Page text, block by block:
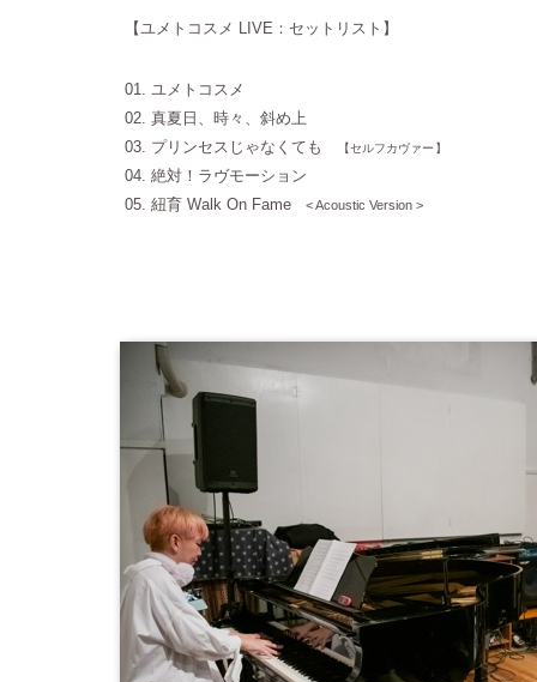
【ユメトコスメ LIVE：セットリスト】
01. ユメトコスメ
02. 真夏日、時々、斜め上
03. プリンセスじゃなくても
【セルフカヴァー 】
04. 絶対！ラヴモーション
05. 紐育 Walk On Fame
< Acoustic Version >